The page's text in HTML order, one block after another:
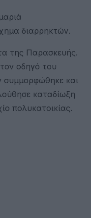
διαρρηκτών.
της Παρασκευής.
οδηγό του
συμμορφώθηκε και
καταδίωξη
πολυκατοικίας.